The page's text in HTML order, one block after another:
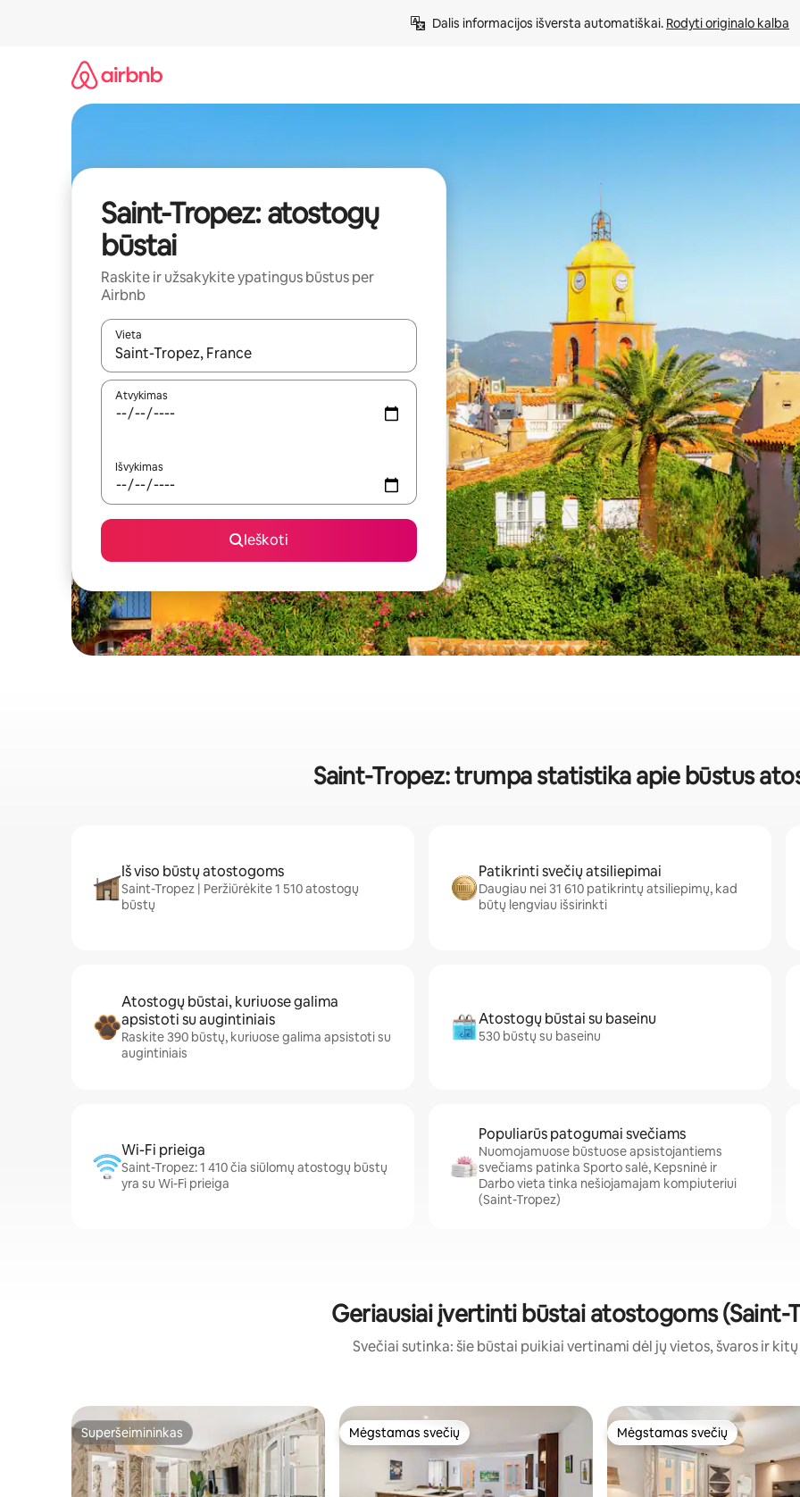
Dalis informacijos išversta automatiškai. Rodyti originalo kalba
Saint-Tropez: atostogų
būstai
Raskite ir užsakykite ypatingus būstus per
Airbnb
Vieta
Kai pasirodys paieškos rezultatai, juos naršyti galite naudodami rodykles aukštyn ir žemyn arba liesdami ir braukdami
Atvykimas
Išvykimas
Ieškoti
Saint-Tropez: trumpa statistika apie būstus
Iš viso būstų atostogoms
Saint-Tropez | Peržiūrėkite 1 510 atostogų
būstų
Patikrinti svečių atsiliepimai
Daugiau nei 31 610 patikrintų atsiliepimų, kad
būtų lengviau išsirinkti
Atostogų būstai, kuriuose galima
apsistoti su augintiniais
Raskite 390 būstų, kuriuose galima apsistoti su
augintiniais
Atostogų būstai su baseinu
530 būstų su baseinu
Wi-Fi prieiga
Saint-Tropez: 1 410 čia siūlomų atostogų būstų
yra su Wi-Fi prieiga
Populiarūs patogumai svečiams
Nuomojamuose būstuose apsistojantiems
svečiams patinka Sporto salė, Kepsninė ir
Darbo vieta tinka nešiojamajam kompiuteriui
(Saint-Tropez)
Geriausiai įvertinti būstai atostogoms (Saint-
Svečiai sutinka: šie būstai puikiai vertinami dėl jų vietos, švaros ir
Superšeimininkas
Superšeimininkas Mėgstamas svečių
Mėgstamas svečių Mėgstamas svečių
Mėgstamas svečių